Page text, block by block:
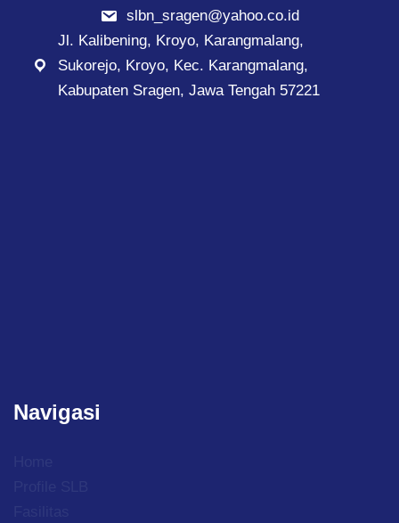
slbn_sragen@yahoo.co.id
Jl. Kalibening, Kroyo, Karangmalang,
Sukorejo, Kroyo, Kec. Karangmalang,
Kabupaten Sragen, Jawa Tengah 57221
Navigasi